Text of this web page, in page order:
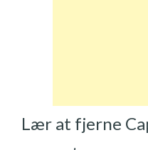
Lær at fjerne